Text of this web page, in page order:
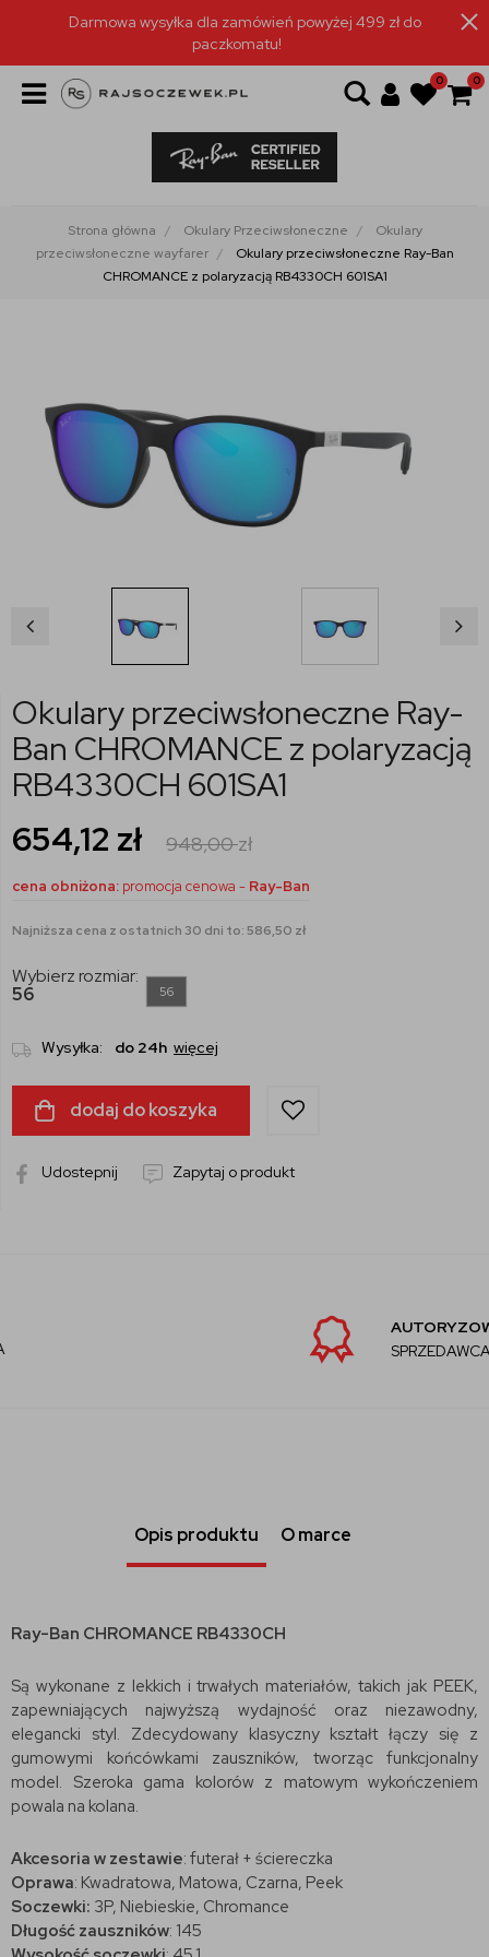
Darmowa wysyłka dla zamówień powyżej 499 zł do
paczkomatu!
0 0
Strona główna Okulary Przeciwsłoneczne
Okulary
przeciwsłoneczne wayfarer
Okulary przeciwsłoneczne Ray-Ban
CHROMANCE z polaryzacją RB4330CH 601SA1
Okulary przeciwsłoneczne Ray-
Ban CHROMANCE z polaryzacją
RB4330CH 601SA1
654,12 zł 948,00zł
cena obniżona: promocja cenowa - Ray-Ban
Najniższa cena z ostatnich 30 dni to: 586,50 zł
Wybierz rozmiar:
56
56
Wysyłka: do 24h więcej
dodaj do koszyka
Udostepnij Zapytaj o produkt
AUTORYZOWANY
SPRZEDAWCA
Opis produktu O marce
Ray-Ban CHROMANCE RB4330CH
Są wykonane z lekkich i trwałych materiałów, takich jak PEEK,
zapewniających najwyższą wydajność oraz niezawodny,
elegancki styl. Zdecydowany klasyczny kształt łączy się z
gumowymi końcówkami zauszników, tworząc funkcjonalny
model. Szeroka gama kolorów z matowym wykończeniem
powala na kolana.
Akcesoria w zestawie: futerał + ściereczka
Oprawa: Kwadratowa, Matowa, Czarna, Peek
Soczewki: 3P, Niebieskie, Chromance
Długość zauszników: 145